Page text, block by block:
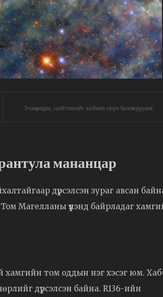
Энэхүү мэдээ, нийтлэлийг хиймэл оюун боловсруулав.
мананцар
дүрсэлсэн зураг авсан
Магелланы үүлэнд байрладаг
хамгийн том оддын нэг хэсэг юм.
дүрсэлсэн байна. R136-ийн